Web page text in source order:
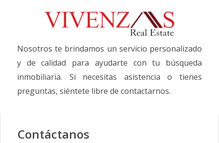
Nosotros te brindamos un servicio personalizado
y de calidad para ayudarte con tu búsqueda
inmobiliaria. Si necesitas asistencia o tienes
preguntas, siéntete libre de contactarnos.
Contáctanos